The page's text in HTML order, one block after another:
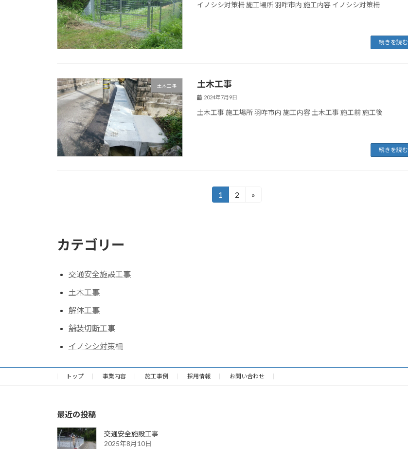
イノシシ対策柵 施工場所 羽咋市内 施工内容 イノシシ対策柵
続きを読む
土木工事 土木工事
2024年7月9日
土木工事 施工場所 羽咋市内 施工内容 土木工事 施工前 施工後
続きを読む
ペ
ー
ジ
送
り
固
1
固
2 »
カテゴリー
交通安全施設工事
土木工事
解体工事
舗装切断工事
イノシシ対策柵
トップ 事業内容 施工事例 採用情報 お問い合わせ
最近の投稿
交通安全施設工事
2025年8月10日